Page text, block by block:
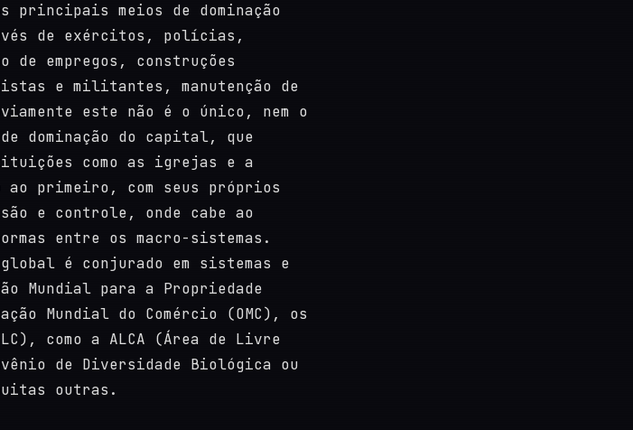
principais meios de dominação
de exércitos, polícias,
empregos, construções
e militantes, manutenção de
este não é o único, nem o
dominação do capital, que
como as igrejas e a
ao primeiro, com seus próprios
e controle, onde cabe ao
entre os macro-sistemas.
é conjurado em sistemas e
Mundial para a Propriedade
Mundial do Comércio (OMC), os
como a ALCA (Área de Livre
de Diversidade Biológica ou
outras.